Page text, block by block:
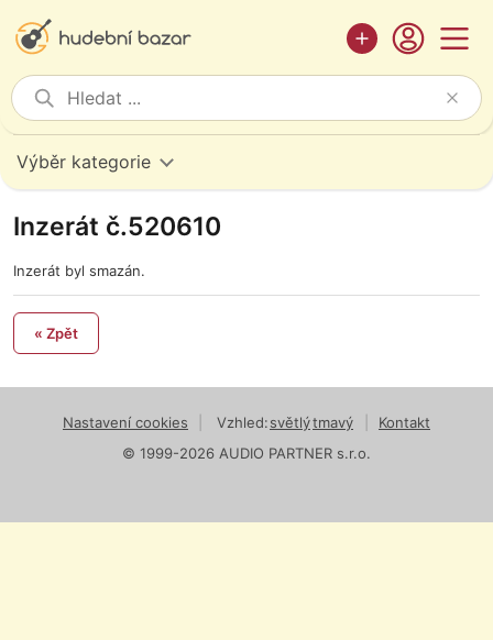
Výběr kategorie
Inzerát č.520610
Inzerát byl smazán.
« Zpět
Nastavení cookies Vzhled:světlýtmavý
Kontakt
© 1999-2026 AUDIO PARTNER s.r.o.